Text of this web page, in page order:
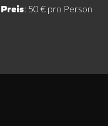
Preis: 50 € pro Person